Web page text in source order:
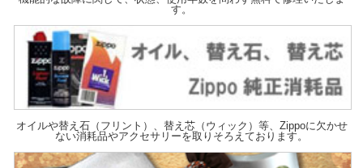
す。
オイルや替え石（フリント）、替え芯（ウィック）等、Zippoに欠かせ
ない消耗品やアクセサリーを取りそろえております。